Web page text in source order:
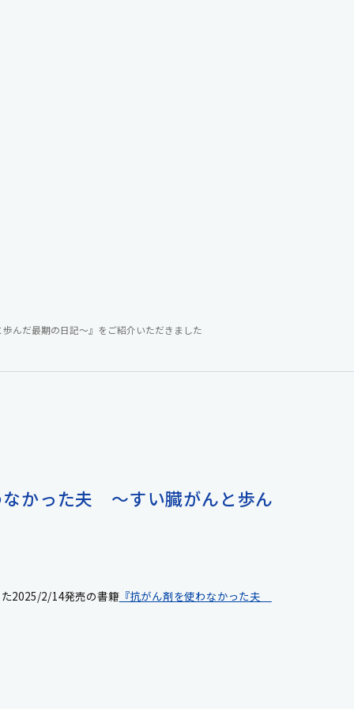
んだ最期の日記～』をご紹介いただきました
なかった夫 ～すい臓がんと歩ん
2025/2/14発売の書籍『抗がん剤を使わなかった夫